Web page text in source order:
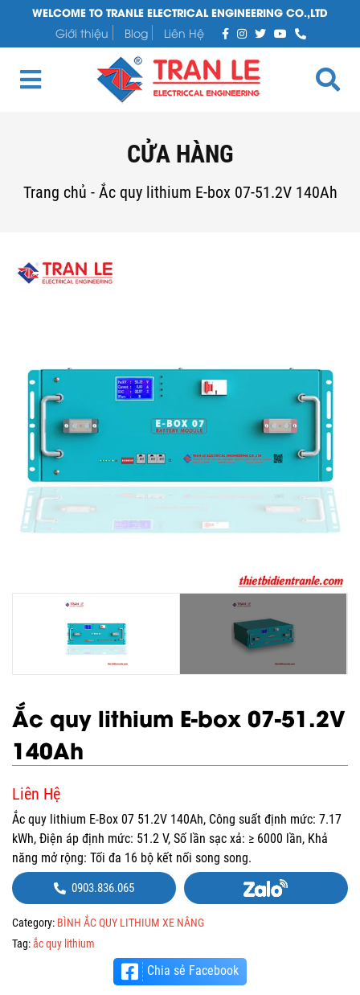
WELCOME TO TRANLE ELECTRICAL ENGINEERING CO.,LTD
Giới thiệu
Blog Liên Hệ
CỬA HÀNG
Trang chủ - Ắc quy lithium E-box 07-51.2V 140Ah
Ắc quy lithium E-box 07-51.2V
140Ah
Liên Hệ
Ắc quy lithium E-Box 07 51.2V 140Ah, Công suất định mức: 7.17
kWh, Điện áp định mức: 51.2 V, Số lần sạc xả: ≥ 6000 lần, Khả
năng mở rộng: Tối đa 16 bộ kết nối song song.
0903.836.065
Category: BÌNH ẮC QUY LITHIUM XE NÂNG
Tag:ắc quy lithium
Chia sẻ Facebook